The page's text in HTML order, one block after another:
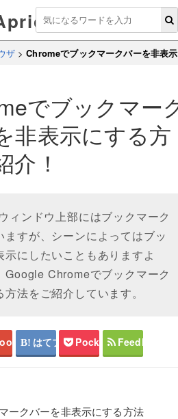
ザ>Chromeでブックマークバーを非表
でブックマー
非表示にする方
介！
ィンドウ上部にはブックマーク
すが、シーンによってはブッ
示にしたいこともありますよ
Google Chromeでブックマーク
法をご紹介しています。
はてブ Pocket Feedly
ークバーを非表示にする方法